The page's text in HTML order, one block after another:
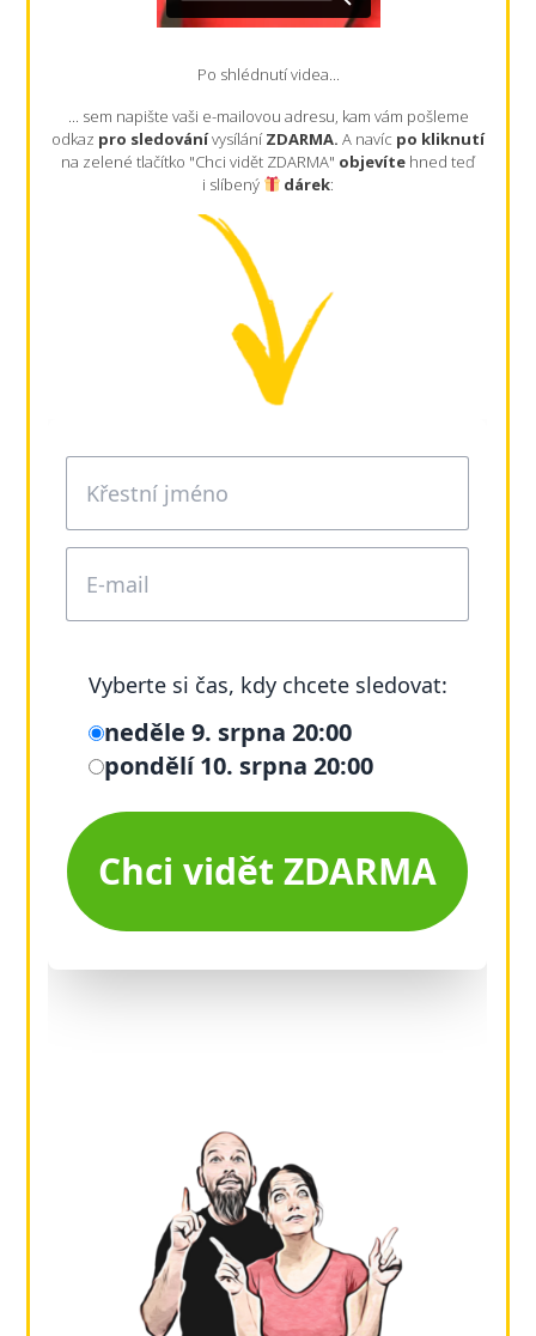
Po shlédnutí videa...
... sem napište vaši e-mailovou adresu, kam vám pošleme
odkaz pro sledovánívysíláníZDARMA. A navíc po kliknutí
na zelené tlačítko "Chci vidět ZDARMA" objevíte hned teď
i slíbený
dárek: